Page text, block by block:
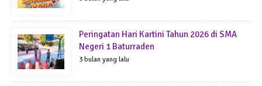
Peringatan Hari Kartini Tahun 2026 di SMA
Negeri 1 Baturraden
3 bulan yang lalu